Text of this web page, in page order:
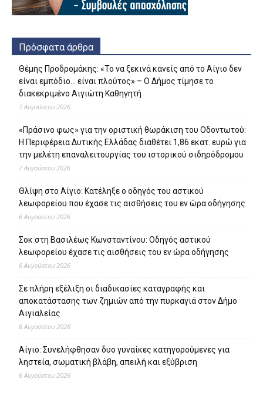
Πρόσφατα άρθρα
Θέμης Προδρομάκης: «Το να ξεκινά κανείς από το Αίγιο δεν
είναι εμπόδιο… είναι πλούτος» – O Δήμος τίμησε το
διακεκριμένο Αιγιώτη Καθηγητή
7 Αυγούστου 2026
«Πράσινο φως» για την οριστική θωράκιση του Οδοντωτού:
Η Περιφέρεια Δυτικής Ελλάδας διαθέτει 1,86 εκατ. ευρώ για
την μελέτη επαναλειτουργίας του ιστορικού σιδηρόδρομου
7 Αυγούστου 2026
Θλίψη στο Αίγιο: Κατέληξε ο οδηγός του αστικού
λεωφορείου που έχασε τις αισθήσεις του εν ώρα οδήγησης
6 Αυγούστου 2026
Σοκ στη Βασιλέως Κωνσταντίνου: Οδηγός αστικού
λεωφορείου έχασε τις αισθήσεις του εν ώρα οδήγησης
6 Αυγούστου 2026
Σε πλήρη εξέλιξη οι διαδικασίες καταγραφής και
αποκατάστασης των ζημιών από την πυρκαγιά στον Δήμο
Αιγιαλείας
6 Αυγούστου 2026
Αίγιο: Συνελήφθησαν δυο γυναίκες κατηγορούμενες για
ληστεία, σωματική βλάβη, απειλή και εξύβριση
6 Αυγούστου 2026